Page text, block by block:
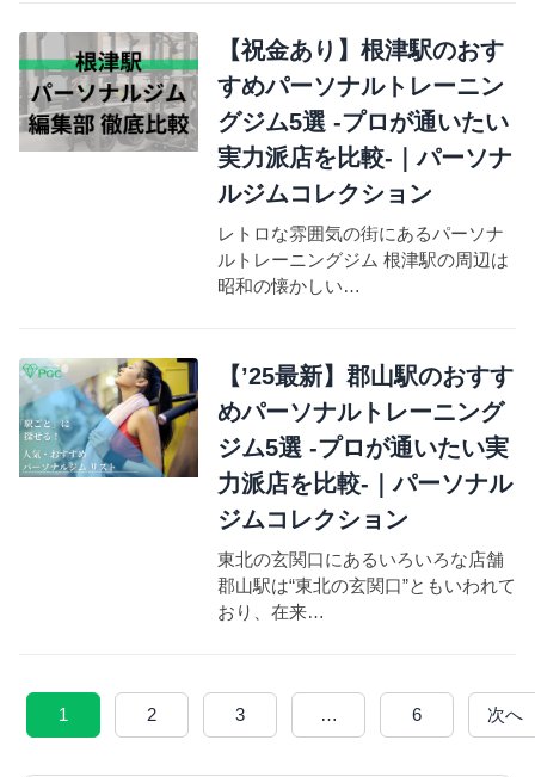
【祝金あり】根津駅のおす
すめパーソナルトレーニン
グジム5選 -プロが通いたい
実力派店を比較-｜パーソナ
ルジムコレクション
レトロな雰囲気の街にあるパーソナ
ルトレーニングジム 根津駅の周辺は
昭和の懐かしい…
【’25最新】郡山駅のおすす
めパーソナルトレーニング
ジム5選 -プロが通いたい実
力派店を比較-｜パーソナル
ジムコレクション
東北の玄関口にあるいろいろな店舗
郡山駅は“東北の玄関口”ともいわれて
おり、在来…
1 2 3 … 6 次へ